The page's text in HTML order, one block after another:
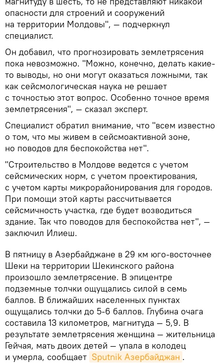
опасности для строений и сооружений
на территории Молдовы", — подчеркнул
специалист.
Он добавил, что прогнозировать землетрясения
пока невозможно. "Можно, конечно, делать какие-
то выводы, но они могут оказаться ложными, так
как сейсмологическая наука не решает
с точностью этот вопрос. Особенно точное время
землетрясения", — сказал эксперт.
Специалист обратил внимание, что "всем известно
о том, что мы живем в сейсмоактивной зоне,
но поводов для беспокойства нет".
"Строительство в Молдове ведется с учетом
сейсмических норм, с учетом проектирования,
с учетом карты микрорайонирования для городов.
При помощи этой карты рассчитывается
сейсмичность участка, где будет возводиться
здание. Так что поводов для беспокойства нет", —
заключил Илиеш.
В пятницу в Азербайджане в 29 км юго-восточнее
Шеки на территории Шекинского района
произошло землетрясение. В эпицентре
подземные толчки ощущались силой в семь
баллов. В ближайших населенных пунктах
ощущались толчки до 5-6 баллов. Глубина очага
составила 13 километров, магнитуда — 5,9. В
результате землетрясения женщина — жительница
Гейчая, мать двоих детей — упала в колодец
и умерла, сообщает Sputnik Азербайджан .